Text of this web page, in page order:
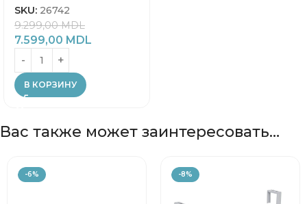
SKU: 26742
9.299,00MDL
7.599,00 MDL
В КОРЗИНУ
Вас также может заинтересовать…
-6% -8%